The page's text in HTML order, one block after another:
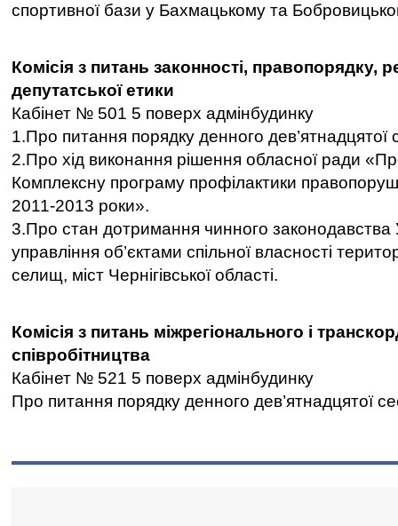
спортивної бази у Бахмацькому та
Комісія з питань законності, правопорядку,
депутатської етики
Кабінет № 501 5 поверх адмінбудинку
1.Про питання порядку денного дев’ятнадцятої
2.Про хід виконання рішення обласної ради
Комплексну програму профілактики
2011-2013 роки».
3.Про стан дотримання чинного законодавства
управління об’єктами спільної власності
селищ, міст Чернігівської області.
Комісія з питань міжрегіонального і
співробітництва
Кабінет № 521 5 поверх адмінбудинку
Про питання порядку денного дев’ятнадцятої